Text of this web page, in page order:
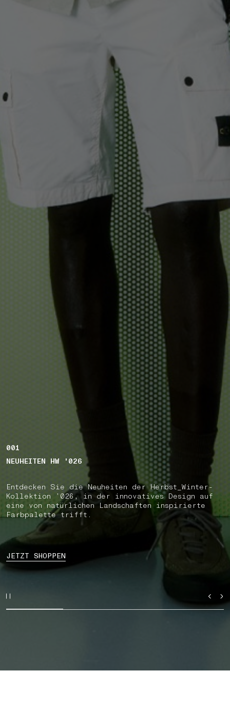
001
NEUHEITEN HW '026
Entdecken Sie die Neuheiten der Herbst_Winter-
Kollektion ’026, in der innovatives Design auf
eine von natürlichen Landschaften inspirierte
Farbpalette trifft.
JETZT SHOPPEN